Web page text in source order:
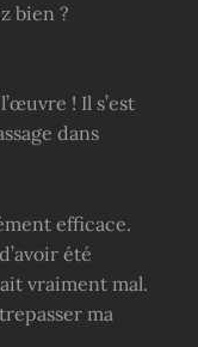
bien ?
! Il s’est
dans
efficace.
été
vraiment mal.
ma